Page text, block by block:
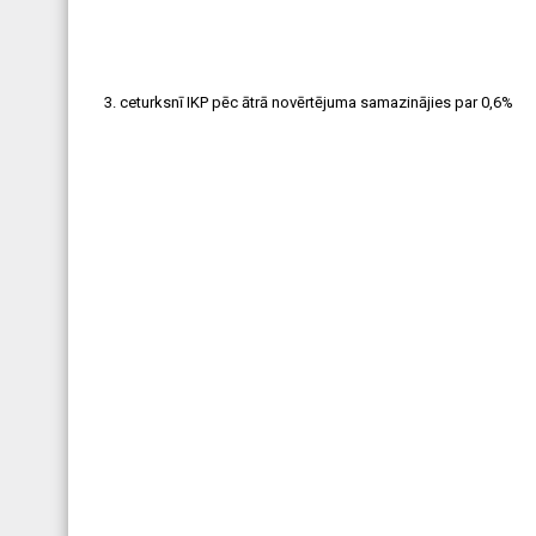
3. ceturksnī IKP pēc ātrā novērtējuma samazinājies par 0,6%